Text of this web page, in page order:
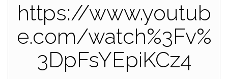
https://www.youtub
e.com/watch%3Fv%
3DpFsYEpiKCz4